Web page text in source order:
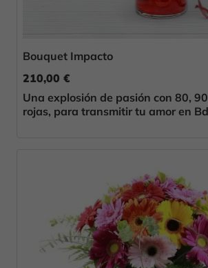
Bouquet Impacto
210,00 €
Una explosión de pasión con 80,
rojas, para transmitir tu amor en